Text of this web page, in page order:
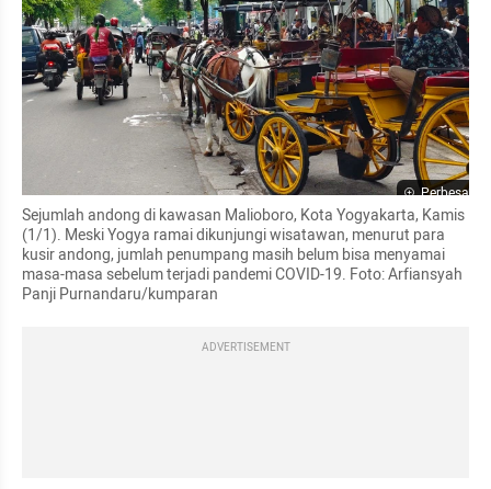
Perbesar
Sejumlah andong di kawasan Malioboro, Kota Yogyakarta, Kamis
(1/1). Meski Yogya ramai dikunjungi wisatawan, menurut para
kusir andong, jumlah penumpang masih belum bisa menyamai
masa-masa sebelum terjadi pandemi COVID-19. Foto: Arfiansyah
Panji Purnandaru/kumparan
ADVERTISEMENT